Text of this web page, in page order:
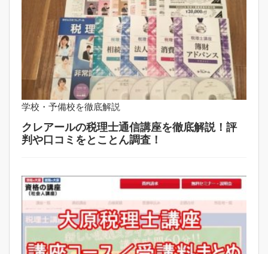
学校・予備校を徹底解説
クレアールの税理士通信講座を徹底解説！評
判や口コミをとことん調査！